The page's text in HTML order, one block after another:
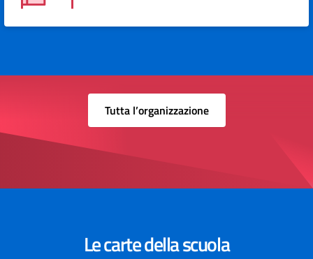
Tutta l’organizzazione
Le carte della scuola